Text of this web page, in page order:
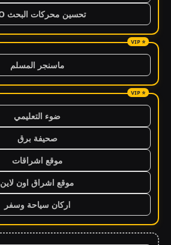
تحسين محركات البحث SEO
ماسنجر المسلم
ضوء التعليمي
صحيفة برق
موقع اشراقات
موقع اشراق اون لاين
اركان سياحة وسفر